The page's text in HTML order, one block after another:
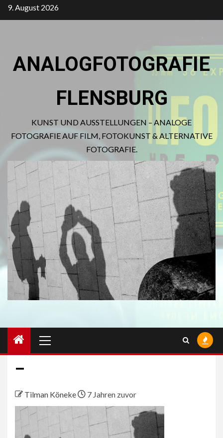
Zum
Inhalt
9. August 2026
ANALOGFOTOGRAFIE
FLENSBURG
KUNST UND AUSSTELLUNGEN – ANALOGE
FOTOGRAFIE AUF FILM, FOTOKUNST & ALTERNATIVE
FOTOGRAFIE.
Menü
–
Tilman Köneke 7 Jahren zuvor